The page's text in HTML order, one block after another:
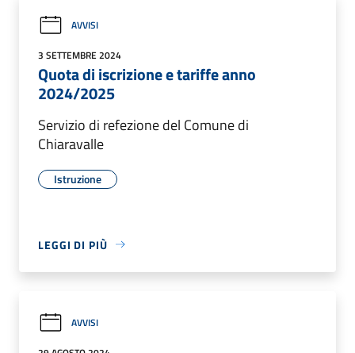
AVVISI
3 SETTEMBRE 2024
Quota di iscrizione e tariffe anno
2024/2025
Servizio di refezione del Comune di
Chiaravalle
Istruzione
LEGGI DI PIÙ
AVVISI